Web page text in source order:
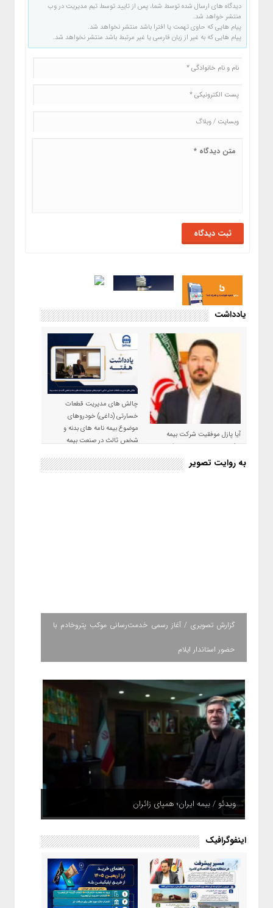
دیدگاه های ارسال شده توسط شما، پس از تایید توسط تیم مدیریت در وب
منتشر خواهد شد.
پیام هایی که حاوی تهمت یا افترا باشد منتشر نخواهد شد.
پیام هایی که به غیر از زبان فارسی یا غیر مرتبط باشد منتشر نخواهد شد.
یادداشت
آیا پازل موفقیت شرکت بیمه
حکمت صبا در سال ۱۴۰۵ کامل می
شود؟!
چالش های مدیریت قطعات
خسارتی (داغی) خودروهای
موضوع بیمه نامه های بدنه و
شخص ثالث در صنعت بیمه
به روایت تصویر
گزارش تصویری / آغاز رسمی خدمت‌رسانی موکب پتروخادم با
حضور استاندار ایلام
ویدئو / بیمه ایران؛ همپای زائران
اینفوگرافیک